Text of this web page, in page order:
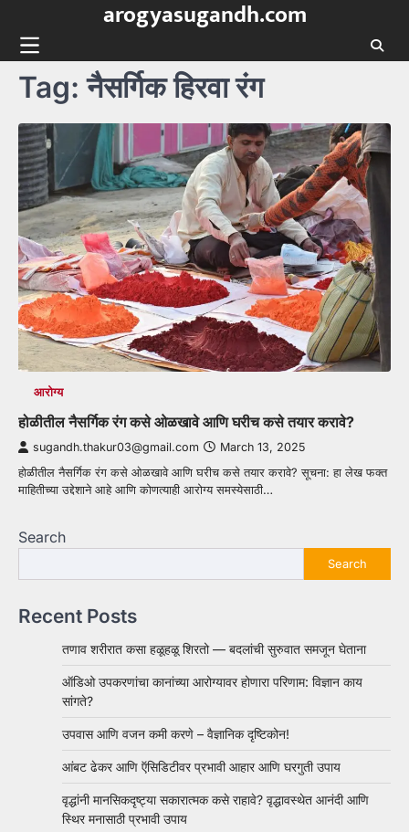
content
arogyasugandh.com
Tag:नैसर्गिक हिरवा रंग
आरोग्य
होळीतील नैसर्गिक रंग कसे ओळखावे आणि घरीच कसे तयार करावे?
sugandh.thakur03@gmail.com March 13, 2025
होळीतील नैसर्गिक रंग कसे ओळखावे आणि घरीच कसे तयार करावे? सूचना: हा लेख फक्त
माहितीच्या उद्देशाने आहे आणि कोणत्याही आरोग्य समस्येसाठी…
Search
Search
Recent Posts
तणाव शरीरात कसा हळूहळू शिरतो — बदलांची सुरुवात समजून घेताना
ऑडिओ उपकरणांचा कानांच्या आरोग्यावर होणारा परिणाम: विज्ञान काय
सांगते?
उपवास आणि वजन कमी करणे – वैज्ञानिक दृष्टिकोन!
आंबट ढेकर आणि ऍसिडिटीवर प्रभावी आहार आणि घरगुती उपाय
वृद्धांनी मानसिकदृष्ट्या सकारात्मक कसे राहावे? वृद्धावस्थेत आनंदी आणि
स्थिर मनासाठी प्रभावी उपाय